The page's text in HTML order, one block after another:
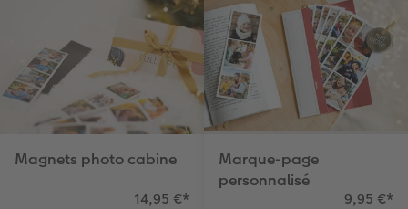
Magnets photo cabine
14,95 €*
Marque-page
personnalisé
9,95 €*